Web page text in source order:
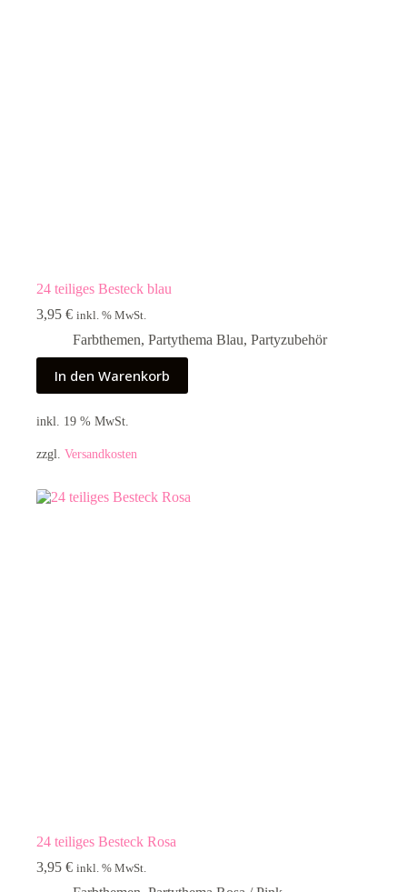
24 teiliges Besteck blau
3,95 € inkl. % MwSt.
Farbthemen, Partythema Blau, Partyzubehör
In den Warenkorb
inkl. 19 % MwSt.
zzgl. Versandkosten
24 teiliges Besteck Rosa
3,95 € inkl. % MwSt.